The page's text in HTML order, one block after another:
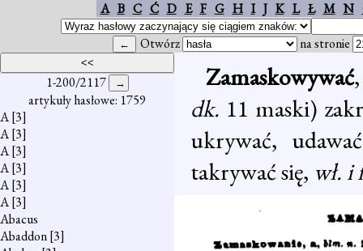
A B C Ć D E F G H I J K L Ł M N
Otwórz na stronie
1-200/2117
artykuły hasłowe: 1759
A[3]
A[3]
A[3]
A[3]
A[3]
A[3]
Abacus
Abaddon[3]
Zamaskowywać
dk. 11 maski)
ukrywać,
takrywać się, wł.